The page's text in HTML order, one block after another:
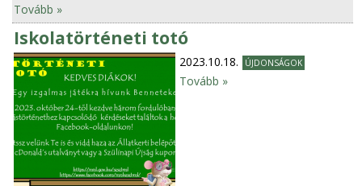
Tovább »
Iskolatörténeti totó
2023.10.18. ÚJDONSÁGOK
Tovább »